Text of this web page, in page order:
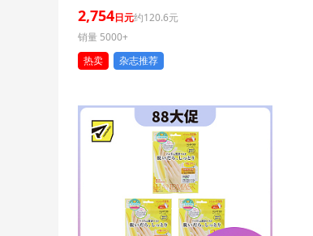
保湿面膜 7片 3个装 Exosome 增
加肌肤弹力透明感
2,754日元约120.6元
销量 5000+
热卖
杂志推荐